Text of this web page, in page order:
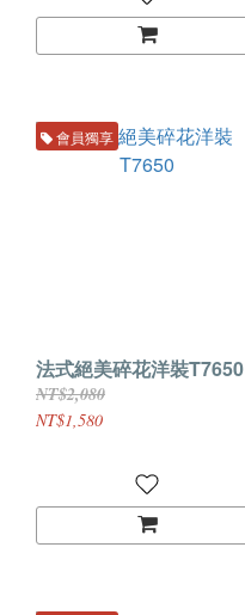
會員獨享
法式絕美碎花洋裝T7650
NT$2,080
NT$1,580